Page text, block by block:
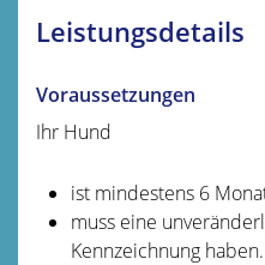
Leistungsdetails
Voraussetzungen
Ihr Hund
ist mindestens 6
muss eine
Kennzeichnung haben.